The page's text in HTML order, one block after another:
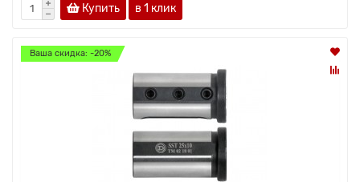
Купить в 1 клик
Ваша скидка: -20%